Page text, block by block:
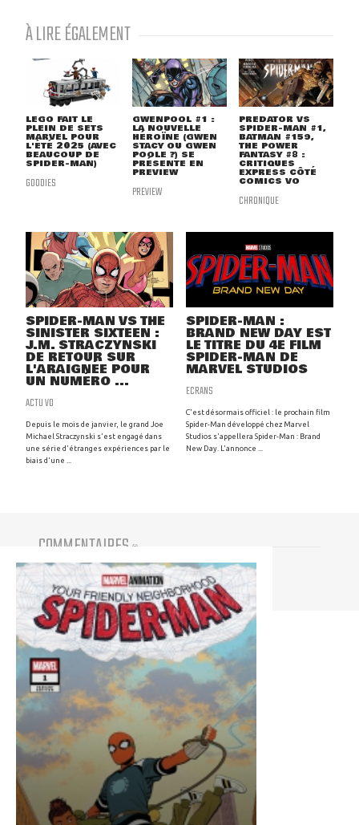
À LIRE ÉGALEMENT
LEGO FAIT LE
PLEIN DE SETS
MARVEL POUR
L'ÉTÉ 2025 (AVEC
BEAUCOUP DE
SPIDER-MAN)
GOODIES
GWENPOOL #1 :
LA NOUVELLE
HÉROÏNE (GWEN
STACY OU GWEN
POOLE ?) SE
PRÉSENTE EN
PREVIEW
PREVIEW
PREDATOR VS
SPIDER-MAN #1,
BATMAN #159,
THE POWER
FANTASY #8 :
CRITIQUES
EXPRESS CÔTÉ
COMICS VO
CHRONIQUE
SPIDER-MAN VS THE
SINISTER SIXTEEN :
J.M. STRACZYNSKI
DE RETOUR SUR
L'ARAIGNÉE POUR
UN NUMÉRO ...
ACTU VO
Depuis le mois de janvier, le grand Joe
Michael Straczynski s'est engagé dans
une série d'étranges expériences par le
biais d'une ...
SPIDER-MAN :
BRAND NEW DAY EST
LE TITRE DU 4E FILM
SPIDER-MAN DE
MARVEL STUDIOS
ECRANS
C'est désormais officiel : le prochain film
Spider-Man développé chez Marvel
Studios s'appellera Spider-Man : Brand
New Day. L'annonce ...
COMMENTAIRES (0)
Vous devez être connecté pour participer